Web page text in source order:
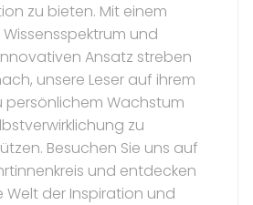
zu bieten. Mit einem
und
Ansatz streben
unsere Leser auf ihrem
persönlichem Wachstum
zu
Besuchen Sie uns auf
und entdecken
Welt der Inspiration und